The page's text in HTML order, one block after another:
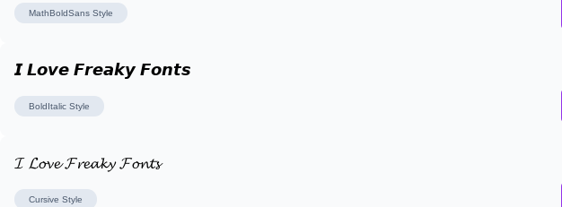
MathBoldSans Style
𝙄 𝙇𝙤𝙫𝙚 𝙁𝙧𝙚𝙖𝙠𝙮 𝙁𝙤𝙣𝙩𝙨
BoldItalic Style
𝓘 𝓛𝓸𝓿𝓮 𝓕𝓻𝓮𝓪𝓴𝔂 𝓕𝓸𝓷𝓽𝓼
Cursive Style